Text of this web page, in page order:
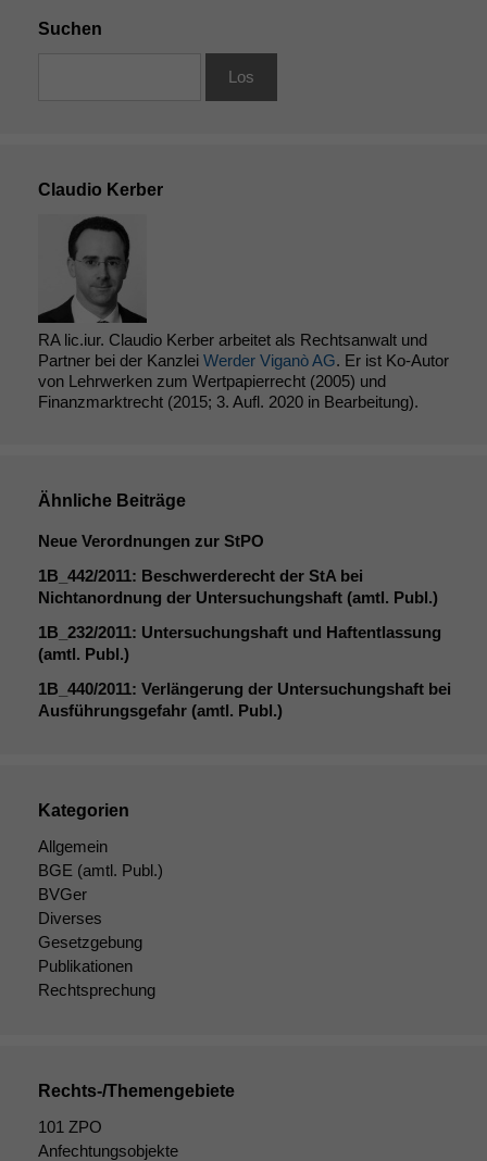
Suchen
Claudio Kerber
RA lic.iur. Claudio Kerber arbeitet als Rechtsanwalt und
Partner bei der Kanzlei Werder Viganò AG. Er ist Ko-Autor
von Lehrwerken zum Wertpapierrecht (2005) und
Finanzmarktrecht (2015; 3. Aufl. 2020 in Bearbeitung).
Ähnliche Beiträge
Neue Verordnungen zur StPO
1B_442/2011: Beschwerderecht der StA bei
Nichtanordnung der Untersuchungshaft (amtl. Publ.)
1B_232/2011: Untersuchungshaft und Haftentlassung
(amtl. Publ.)
1B_440/2011: Verlängerung der Untersuchungshaft bei
Ausführungsgefahr (amtl. Publ.)
Kategorien
Allgemein
BGE (amtl. Publ.)
BVGer
Diverses
Gesetzgebung
Publikationen
Rechtsprechung
Rechts-/Themengebiete
101 ZPO
Anfechtungsobjekte
wir
anonyme
statistische
Daten auf.
sind optional.
Wenn Sie
diese Option
deaktivieren,
Website nicht
zu 100%
funktionieren.